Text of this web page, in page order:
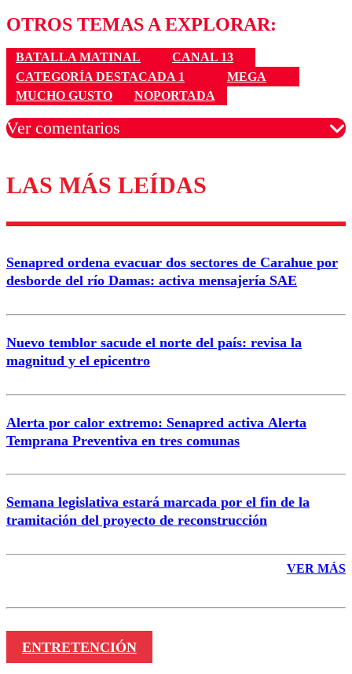
OTROS TEMAS A EXPLORAR:
BATALLA MATINAL
CANAL 13
CATEGORÍA DESTACADA 1
MEGA
MUCHO GUSTO
NOPORTADA
Ver comentarios
Los comentarios son moderados para garantizar un
diálogo respetuoso.
Correo
LAS MÁS LEÍDAS
Senapred ordena evacuar dos sectores de Carahue por
desborde del río Damas: activa mensajería SAE
Nuevo temblor sacude el norte del país: revisa la
magnitud y el epicentro
Alerta por calor extremo: Senapred activa Alerta
Temprana Preventiva en tres comunas
Semana legislativa estará marcada por el fin de la
tramitación del proyecto de reconstrucción
VER MÁS
ENTRETENCIÓN